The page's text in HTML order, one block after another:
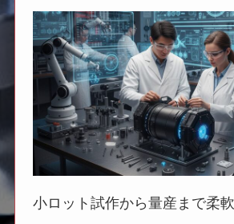
小ロット試作から量産まで柔